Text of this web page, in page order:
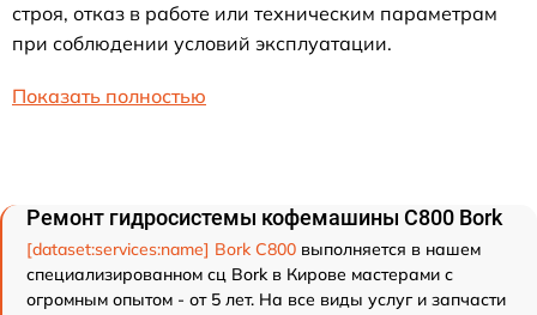
строя, отказ в работе или техническим параметрам
при соблюдении условий эксплуатации.
Показать полностью
Ремонт гидросистемы кофемашины C800 Bork
[dataset:services:name] Bork C800 выполняется в нашем
специализированном сц Bork в Кирове мастерами с
огромным опытом - от 5 лет. На все виды услуг и запчасти